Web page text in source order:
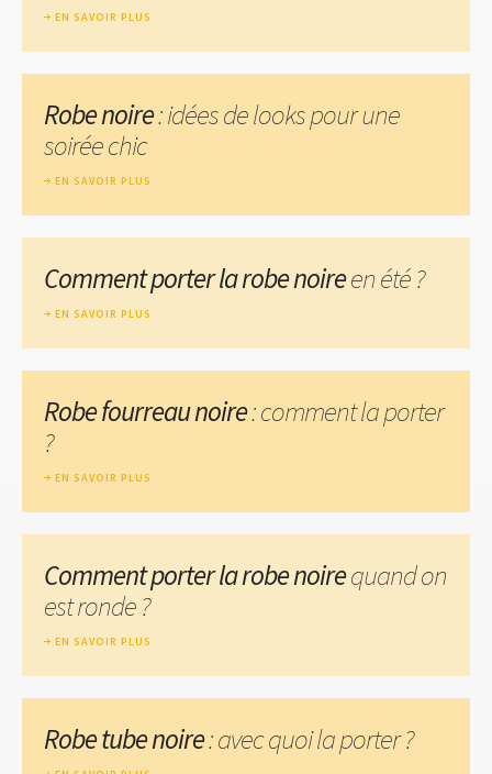
EN SAVOIR PLUS
Robe noire: idées de looks pour une
soirée chic
EN SAVOIR PLUS
Comment porter la robe noireen été ?
EN SAVOIR PLUS
Robe fourreau noire: comment la porter
?
EN SAVOIR PLUS
Comment porter la robe noirequand on
est ronde ?
EN SAVOIR PLUS
Robe tube noire: avec quoi la porter ?